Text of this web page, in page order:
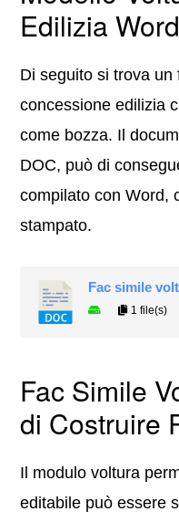
Edilizia Word
Di seguito si trova un
concessione edilizia
come bozza. Il
DOC, può di
compilato con Word,
stampato.
Fac simile
1 file(s)
Fac Simile
di Costruire
Il modulo voltura
editabile può essere